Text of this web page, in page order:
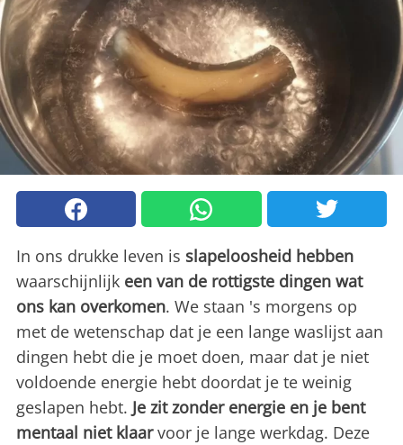
In ons drukke leven is slapeloosheid hebben
waarschijnlijk een van de rottigste dingen wat
ons kan overkomen. We staan 's morgens op
met de wetenschap dat je een lange waslijst aan
dingen hebt die je moet doen, maar dat je niet
voldoende energie hebt doordat je te weinig
geslapen hebt. Je zit zonder energie en je bent
mentaal niet klaarvoor je lange werkdag. Deze